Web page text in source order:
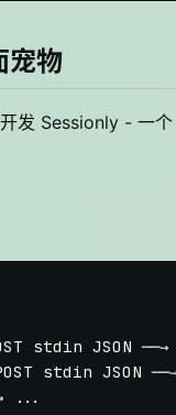
宠物
发 Sessionly - 一
stdin JSON
stdin JSON
...